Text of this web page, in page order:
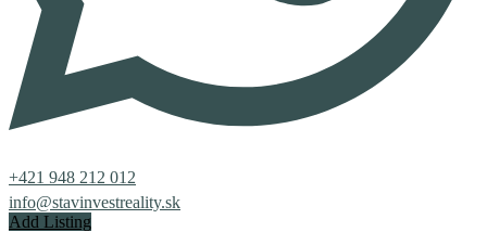
+421 948 212 012
info@stavinvestreality.sk
Add Listing